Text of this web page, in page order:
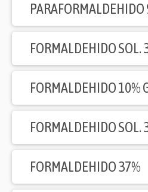
PARAFORMALDEHIDO
FORMALDEHIDO SOL.
FORMALDEHIDO 10%
FORMALDEHIDO SOL.
FORMALDEHIDO 37%